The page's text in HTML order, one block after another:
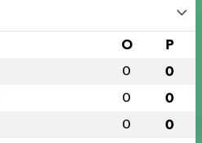
O P
0 0
0 0
0 0